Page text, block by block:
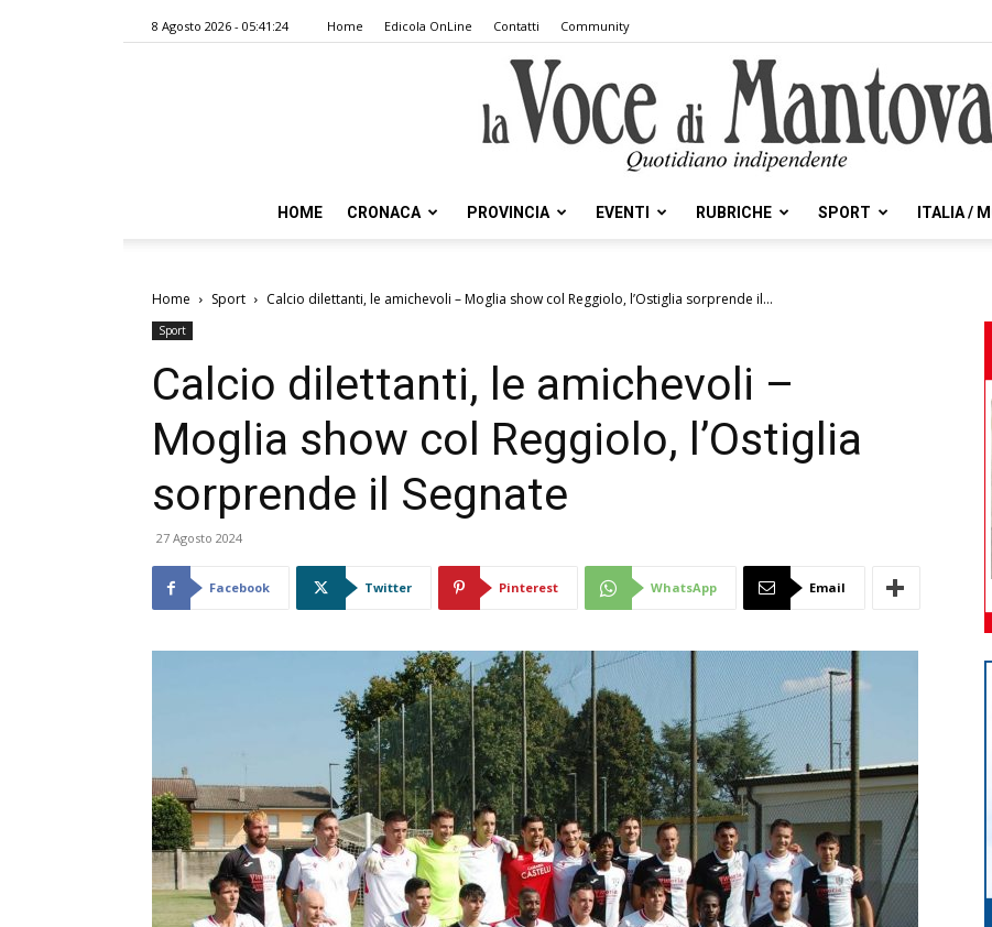
8 Agosto 2026 - 05:41:24 Home Edicola OnLine Contatti Community
Voce
Mantova
HOME CRONACA PROVINCIA EVENTI RUBRICHE SPORT ITALIA /
Home Sport Calcio dilettanti, le amichevoli – Moglia show col Reggiolo, l’Ostiglia sorprende il...
Sport
Calcio dilettanti, le amichevoli –
Moglia show col Reggiolo, l’Ostiglia
sorprende il Segnate
27 Agosto 2024
Facebook Twitter Pinterest WhatsApp Email